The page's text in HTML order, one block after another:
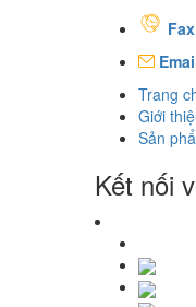
Trang
Giới
Sản
Kết nối